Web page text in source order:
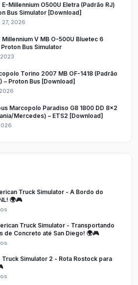
E-Millennium O500U Eletra (Padrão RJ)
Bus Simulator [Download]
2026
Millennium V MB O-500U Bluetec 6
Proton Bus Simulator
Torino 2007 MB OF-1418 (Padrão
– Proton Bus [Download]
Marcopolo Paradiso G8 1800 DD 8x2
Mercedes) – ETS2 [Download]
Truck Simulator - A Bordo do
🌍🎮
Truck Simulator - Transportando
de Concreto até San Diego! 🌍🎮
Truck Simulator 2 - Rota Rostock para